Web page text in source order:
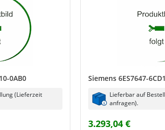
0AB0
(Lieferzeit
Siemens 6ES7647-
Lieferbar auf
anfragen).
3.293,04 €